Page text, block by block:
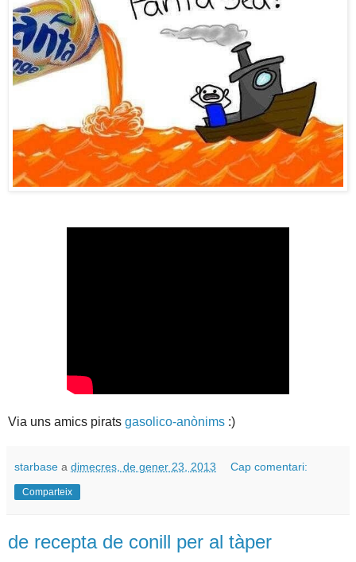
Via uns amics pirats gasolico-anònims :)
starbase a dimecres, de gener 23, 2013 Cap comentari:
Comparteix
de recepta de conill per al tàper